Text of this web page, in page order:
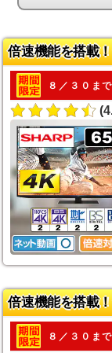
倍速機能を搭載
８／３０まで
倍速機能を搭載
８／３０まで